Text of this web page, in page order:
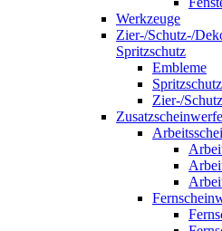
Werkzeuge
Zier-/Schutz-/
Spritzschutz
Embleme
Spritzschutz
Zier-/